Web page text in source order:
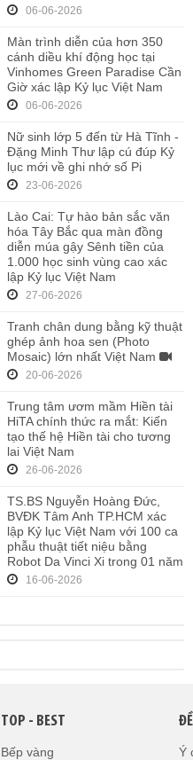
06-06-2026
Màn trình diễn của hơn 350
cánh diều khí động học tại
Vinhomes Green Paradise Cần
Giờ xác lập Kỷ lục Việt Nam
06-06-2026
Nữ sinh lớp 5 đến từ Hà Tĩnh -
Đặng Minh Thư lập cú đúp Kỷ
lục mới về ghi nhớ số Pi
23-06-2026
Lào Cai: Tự hào bản sắc văn
hóa Tây Bắc qua màn đồng
diễn múa gậy Sênh tiền của
1.000 học sinh vùng cao xác
lập Kỷ lục Việt Nam
27-06-2026
Tranh chân dung bằng kỹ thuật
ghép ảnh hoa sen (Photo
Mosaic) lớn nhất Việt Nam
20-06-2026
Trung tâm ươm mầm Hiền tài
HiTA chính thức ra mắt: Kiến
tạo thế hệ Hiền tài cho tương
lai Việt Nam
26-06-2026
TS.BS Nguyễn Hoàng Đức,
BVĐK Tâm Anh TP.HCM xác
lập Kỷ lục Việt Nam với 100 ca
phẫu thuật tiết niệu bằng
Robot Da Vinci Xi trong 01 năm
16-06-2026
TOP - BEST
Bếp vàng
Ý